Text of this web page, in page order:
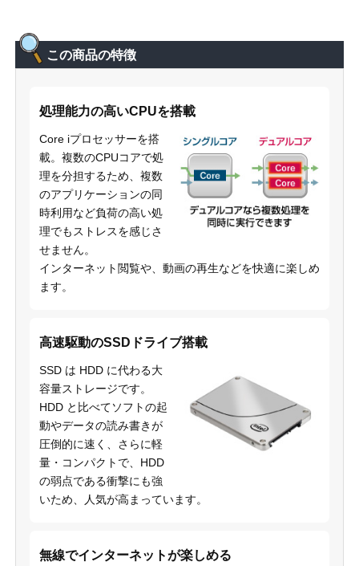
この商品の特徴
処理能力の高いCPUを搭載
Core iプロセッサーを搭
載。複数のCPUコアで処
理を分担するため、複数
のアプリケーションの同
時利用など負荷の高い処
理でもストレスを感じさ
せません。
インターネット閲覧や、動画の再生などを快適に楽しめ
ます。
高速駆動のSSDドライブ搭載
SSD は HDD に代わる大
容量ストレージです。
HDD と比べてソフトの起
動やデータの読み書きが
圧倒的に速く、さらに軽
量・コンパクトで、HDD
の弱点である衝撃にも強
いため、人気が高まっています。
無線でインターネットが楽しめる